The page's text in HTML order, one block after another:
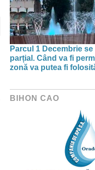
Parcul 1 Decembrie
parțial. Când va fi
zonă va putea fi
BIHON CAO